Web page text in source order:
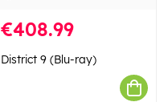
€408.99
District 9 (Blu-ray)